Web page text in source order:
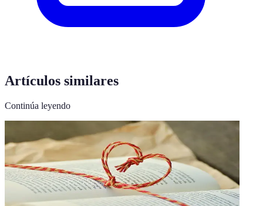
Artículos similares
Continúa leyendo